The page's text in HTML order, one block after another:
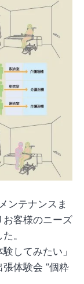
ンテナンスま
お客様のニーズ
。
してみたい」
体験会 ”個粋